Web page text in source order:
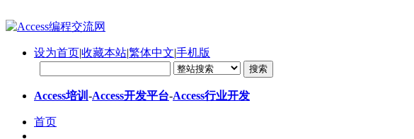
设为首页|收藏本站|繁体中文|手机版
Access培训 -Access开发平台-Access行业开发
首页